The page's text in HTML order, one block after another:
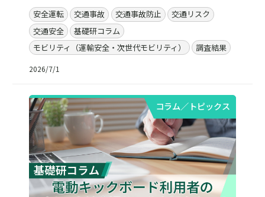
安全運転 交通事故 交通事故防止
交通リスク
交通安全
基礎研コラム
モビリティ（運輸安全・次世代モビリティ）
調査結果
2026/7/1
コラム／トピックス